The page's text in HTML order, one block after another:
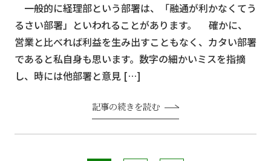
一般的に経理部という部署は、「融通が利かなくてう
るさい部署」といわれることがあります。 確かに、
営業と比べれば利益を生み出すこともなく、カタい部署
であると私自身も思います。数字の細かいミスを指摘
し、時には他部署と意見 […]
記事の続きを読む